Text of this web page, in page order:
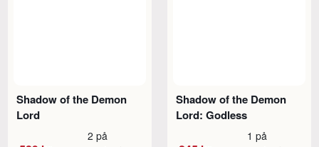
Shadow of the Demon
Lord
2 på
Shadow of the Demon
Lord: Godless
1 på